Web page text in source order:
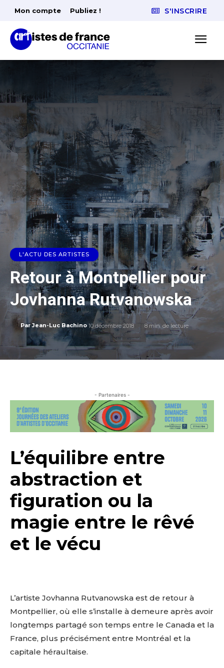
Mon compte Publiez ! S'INSCRIRE
L'ACTU DES ARTISTES
Retour à Montpellier pour
Jovhanna Rutvanowska
Par Jean-Luc Bachino 10 décembre 2018 8min. de lecture
- Partenaires -
L’équilibre entre
abstraction et
figuration ou la
magie entre le rêvé
et le vécu
L’artiste Jovhanna Rutvanowska est de retour à
Montpellier, où elle s’installe à demeure après avoir
longtemps partagé son temps entre le Canada et la
France, plus précisément entre Montréal et la
capitale héraultaise.